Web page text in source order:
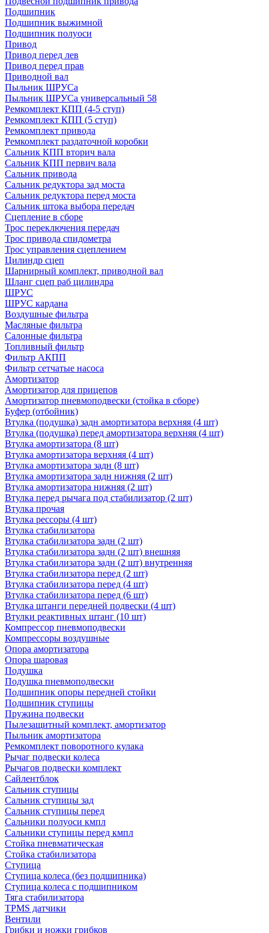
Подшипник
Подшипник выжимной
Подшипник полуоси
Привод
Привод перед лев
Привод перед прав
Приводной вал
Пыльник ШРУСа
Пыльник ШРУСа универсальный 58
Ремкомплект КПП (4-5 ступ)
Ремкомплект КПП (5 ступ)
Ремкомплект привода
Ремкомплект раздаточной коробки
Сальник КПП вторич вала
Сальник КПП первич вала
Сальник привода
Сальник редуктора зад моста
Сальник редуктора перед моста
Сальник штока выбора передач
Сцепление в сборе
Трос переключения передач
Трос привода спидометра
Трос управления сцеплением
Цилиндр сцеп
Шарнирный комплект, приводной вал
Шланг сцеп раб цилиндра
ШРУС
ШРУС кардана
Воздушные фильтра
Масляные фильтра
Салонные фильтра
Топливный фильтр
Фильтр АКПП
Фильтр сетчатые насоса
Амортизатор
Амортизатор для прицепов
Амортизатор пневмоподвески (стойка в сборе)
Буфер (отбойник)
Втулка (подушка) задн амортизатора верхняя (4 шт)
Втулка (подушка) перед амортизатора верхняя (4 шт)
Втулка амортизатора (8 шт)
Втулка амортизатора верхняя (4 шт)
Втулка амортизатора задн (8 шт)
Втулка амортизатора задн нижняя (2 шт)
Втулка амортизатора нижняя (2 шт)
Втулка перед рычага под стабилизатор (2 шт)
Втулка прочая
Втулка рессоры (4 шт)
Втулка стабилизатора
Втулка стабилизатора задн (2 шт)
Втулка стабилизатора задн (2 шт) внешняя
Втулка стабилизатора задн (2 шт) внутренняя
Втулка стабилизатора перед (2 шт)
Втулка стабилизатора перед (4 шт)
Втулка стабилизатора перед (6 шт)
Втулка штанги передней подвески (4 шт)
Втулки реактивных штанг (10 шт)
Компрессор пневмоподвески
Компрессоры воздушные
Опора амортизатора
Опора шаровая
Подушка
Подушка пневмоподвески
Подшипник опоры передней стойки
Подшипник ступицы
Пружина подвески
Пылезащитный комплект, амортизатор
Пыльник амортизатора
Ремкомплект поворотного кулака
Рычаг подвески колеса
Рычагов подвески комплект
Сайлентблок
Сальник ступицы
Сальник ступицы зад
Сальник ступицы перед
Сальники полуоси кмпл
Сальники ступицы перед кмпл
Стойка пневматическая
Стойка стабилизатора
Ступица
Ступица колеса (без подшипника)
Ступица колеса с подшипником
Тяга стабилизатора
TPMS датчики
Вентили
Грибки и ножки грибков